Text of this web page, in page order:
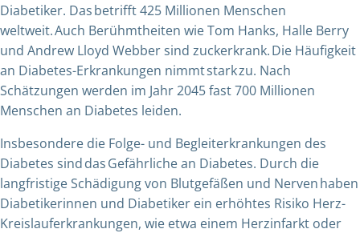
Diabetiker. Das betrifft 425 Millionen Menschen
weltweit. Auch Berühmtheiten wie Tom Hanks, Halle Berry
und Andrew Lloyd Webber sind zuckerkrank. Die Häufigkeit
an Diabetes-Erkrankungen nimmt stark zu. Nach
Schätzungen werden im Jahr 2045 fast 700 Millionen
Menschen an Diabetes leiden.
Insbesondere die Folge- und Begleiterkrankungen des
Diabetes sind das Gefährliche an Diabetes. Durch die
langfristige Schädigung von Blutgefäßen und Nerven haben
Diabetikerinnen und Diabetiker ein erhöhtes Risiko Herz-
Kreislauferkrankungen, wie etwa einem Herzinfarkt oder